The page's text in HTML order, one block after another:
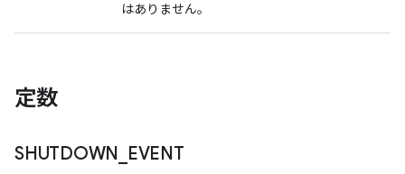
はありません。
定数
SHUTDOWN EVENT